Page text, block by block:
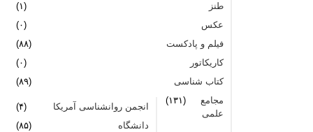
طنز
(۱)
عکس
(۰)
فیلم و پادکست
(۸۸)
کاریکاتور
(۰)
کتاب شناسی
(۸۹)
مجامع
علمی
(۱۳۱)
انجمن روانشناسی آمریکا
(۴)
دانشگاه
(۸۵)